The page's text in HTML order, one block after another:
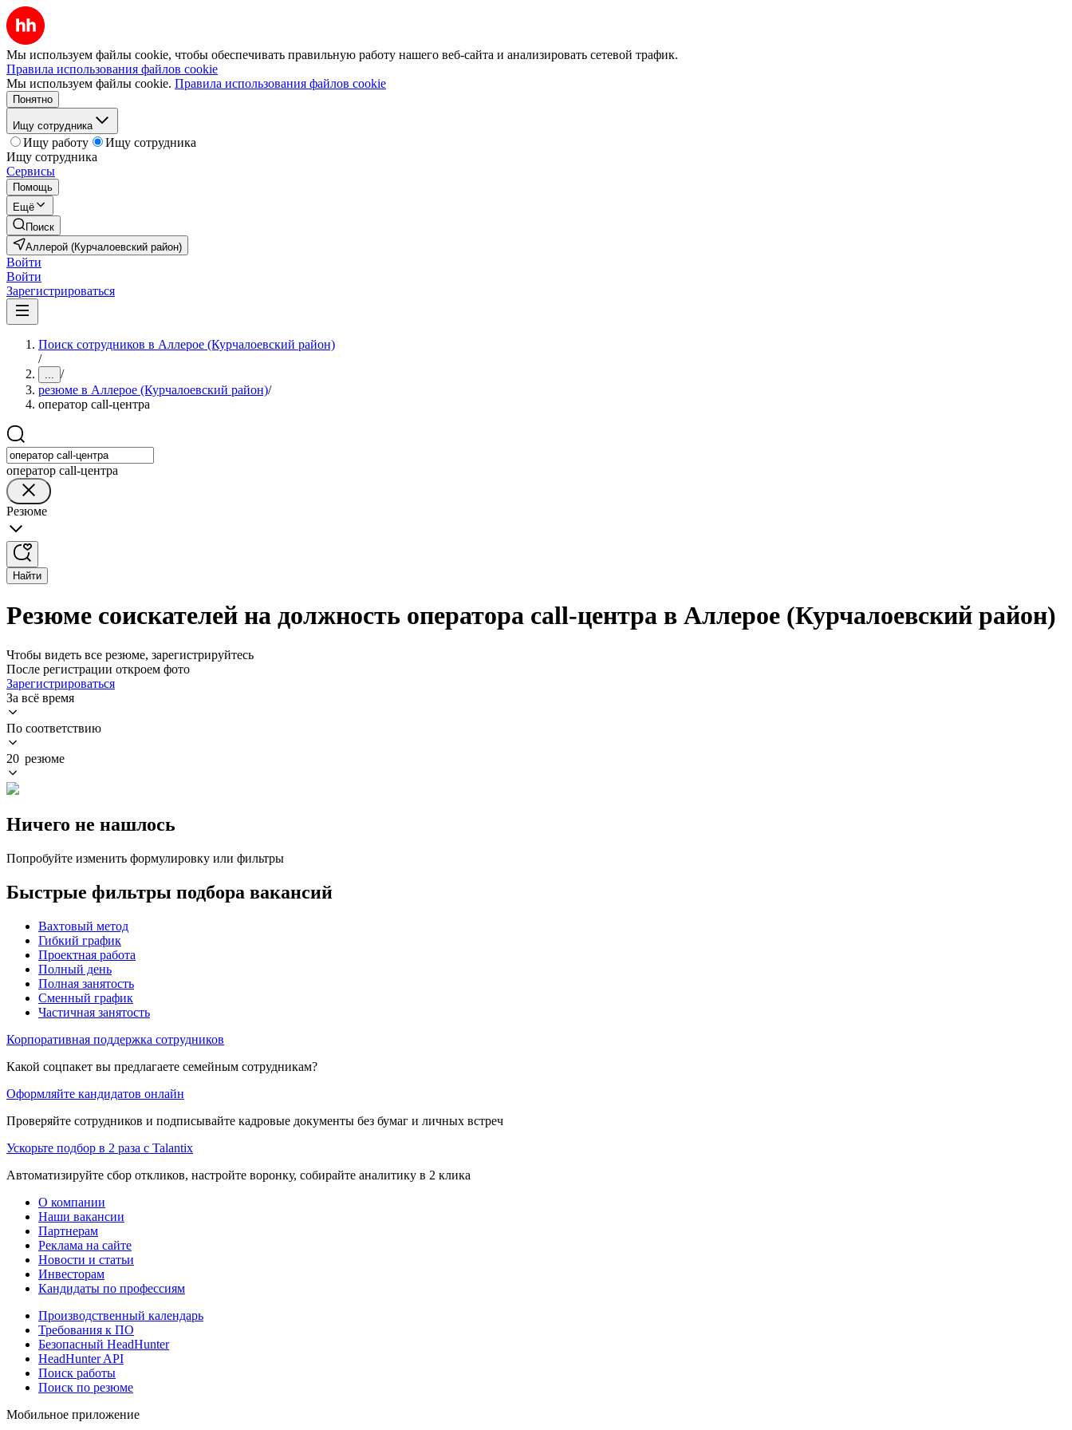
Мы используем файлы cookie, чтобы обеспечивать правильную работу нашего веб-сайта и анализировать сетевой трафик.
Правила использования файлов cookie
Мы используем файлы cookie. Правила использования файлов cookie
Понятно
Ищу сотрудника
Ищу работу
Ищу сотрудника
Ищу сотрудника
Сервисы
Помощь
Ещё
Поиск
Аллерой (Курчалоевский район)
Войти
Войти
Зарегистрироваться
Поиск сотрудников в Аллерое (Курчалоевский район)
/
... /
резюме в Аллерое (Курчалоевский район)/
оператор cаll-центра
оператор cаll-центра
Резюме
Найти
Резюме соискателей на должность оператора cаll-центра в Аллерое (Курчалоевский район)
Чтобы видеть все резюме, зарегистрируйтесь
После регистрации откроем фото
Зарегистрироваться
За всё время
По соответствию
20 резюме
Ничего не нашлось
Попробуйте изменить формулировку или фильтры
Быстрые фильтры подбора вакансий
Вахтовый метод
Гибкий график
Проектная работа
Полный день
Полная занятость
Сменный график
Частичная занятость
Корпоративная поддержка сотрудников
Какой соцпакет вы предлагаете семейным сотрудникам?
Оформляйте кандидатов онлайн
Проверяйте сотрудников и подписывайте кадровые документы без бумаг и личных встреч
Ускорьте подбор в 2 раза с Talantix
Автоматизируйте сбор откликов, настройте воронку, собирайте аналитику в 2 клика
О компании
Наши вакансии
Партнерам
Реклама на сайте
Новости и статьи
Инвесторам
Кандидаты по профессиям
Производственный календарь
Требования к ПО
Безопасный HeadHunter
HeadHunter API
Поиск работы
Поиск по резюме
Мобильное приложение